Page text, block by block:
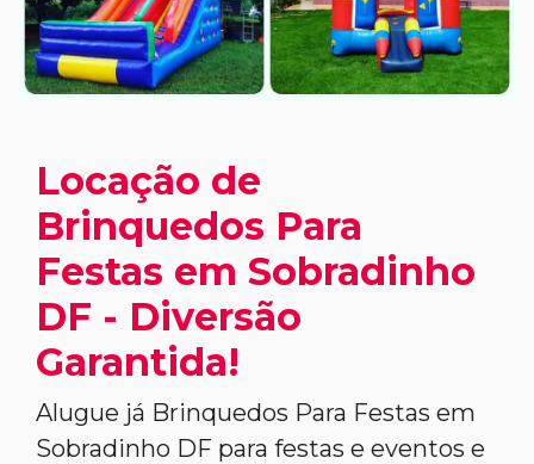
Locação de
Brinquedos Para
Festas em Sobradinho
DF - Diversão
Garantida!
Alugue já Brinquedos Para Festas em
Sobradinho DF para festas e eventos e